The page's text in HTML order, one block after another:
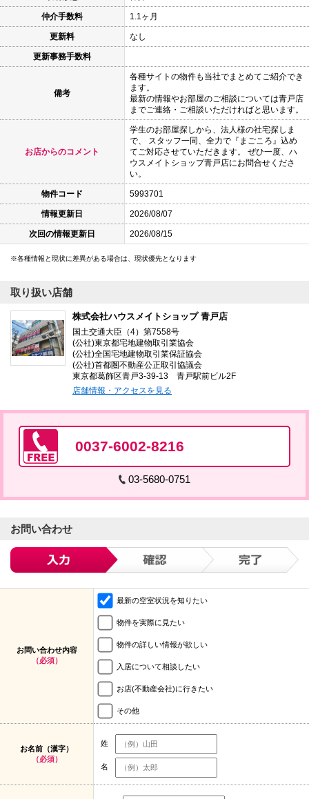
仲介手数料 1.1ヶ月
更新料 なし
更新事務手数料
備考
各種サイトの物件も当社でまとめてご紹介でき
ます。
最新の情報やお部屋のご相談については青戸店
までご連絡・ご相談いただければと思います。
お店からのコメント
学生のお部屋探しから、法人様の社宅探しま
で、 スタッフ一同、全力で『まごころ』込め
てご対応させていただきます。 ぜひ一度、ハ
ウスメイトショップ青戸店にお問合せくださ
い。
物件コード 5993701
情報更新日 2026/08/07
次回の情報更新日 2026/08/15
各種情報と現状に差異がある場合は、現状優先となります
取り扱い店舗
株式会社ハウスメイトショップ 青戸店
国土交通大臣（4）第7558号
(公社)東京都宅地建物取引業協会
(公社)全国宅地建物取引業保証協会
(公社)首都圏不動産公正取引協議会
東京都葛飾区青戸3-39-13 青戸駅前ビル2F
店舗情報・アクセスを見る
0037-6002-8216
03-5680-0751
お問い合わせ
お問い合わせ内容
（必須）
最新の空室状況を知りたい
物件を実際に見たい
物件の詳しい情報が欲しい
入居について相談したい
お店(不動産会社)に行きたい
その他
お名前（漢字）
（必須）
姓
名